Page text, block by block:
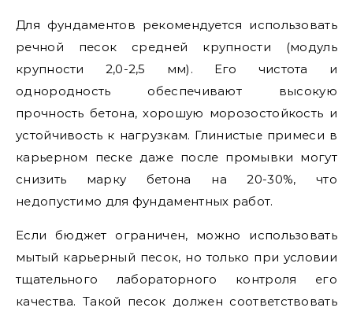
Для фундаментов рекомендуется использовать
речной песок средней крупности (модуль
крупности 2,0-2,5 мм). Его чистота и
однородность обеспечивают высокую
прочность бетона, хорошую морозостойкость и
устойчивость к нагрузкам. Глинистые примеси в
карьерном песке даже после промывки могут
снизить марку бетона на 20-30%, что
недопустимо для фундаментных работ.
Если бюджет ограничен, можно использовать
мытый карьерный песок, но только при условии
тщательного лабораторного контроля его
качества. Такой песок должен соответствовать